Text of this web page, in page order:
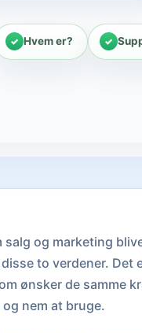
Hvem er?
og marketing
to verdener. Det
ønsker de samme
nem at bruge.